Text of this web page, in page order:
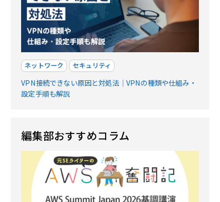
ネットワーク セキュリティ
VPN接続できない原因と対処法｜VPNの種類や仕組み・
設定手順も解説
編集部おすすめコラム